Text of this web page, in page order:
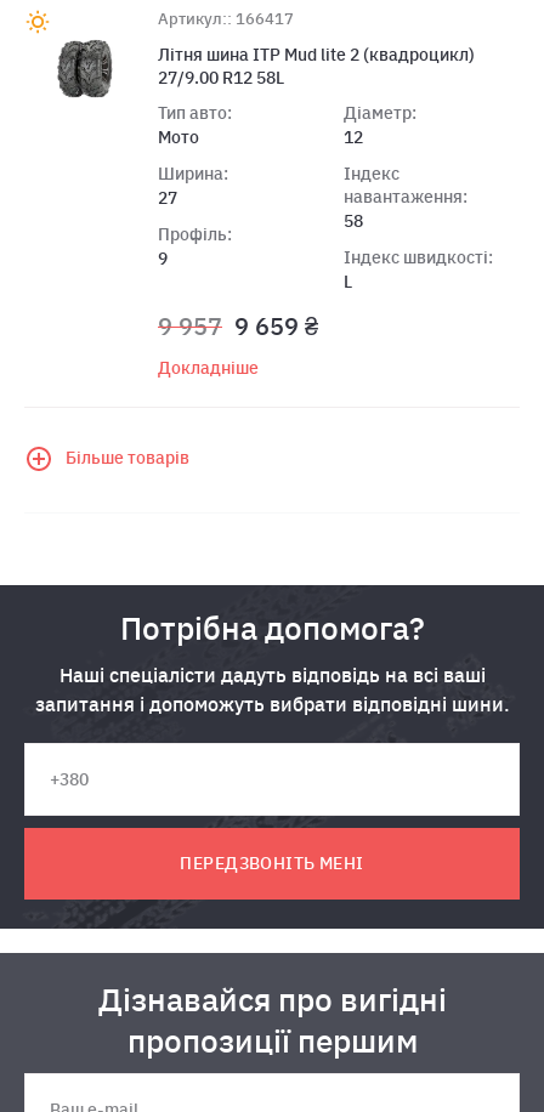
Артикул:: 166417
Лiтня шина ITP Mud lite 2 (квадроцикл)
27/9.00 R12 58L
Тип авто:
Мото
Ширина:
27
Профіль:
9
Діаметр:
12
Індекс
навантаження:
58
Індекс швидкості:
L
9 957 9 659 ₴
Докладніше
Більше товарів
Потрібна допомога?
Наші спеціалісти дадуть відповідь на всі ваші
запитання і допоможуть вибрати відповідні шини.
ПЕРЕДЗВОНІТЬ МЕНІ
Дізнавайся про вигідні
пропозиції першим